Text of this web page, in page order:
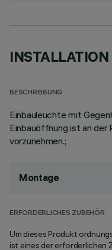
INSTALLATION
BESCHREIBUNG
Einbauleuchte mit
Einbauöffnung ist an der
vorzunehmen.;
Montage
ERFORDERLICHES ZUBEHÖR
Um dieses Produkt
ist eines der erforderlichen